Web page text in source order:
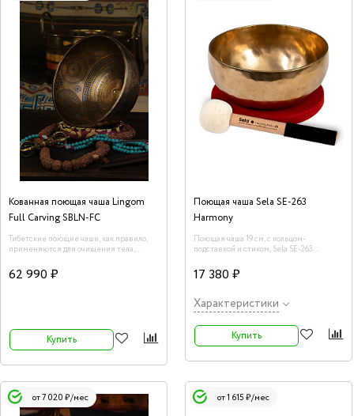
Кованная поющая чаша Lingom
Full Carving SBLN-FC
Тибетские поющие чаши, как правило,
применяются для очищения тела,
предметов от негативной энергии.
Воздействие данного инструмента на
62 990 ₽
Купить
Поющая чаша Sela SE-263
Harmony
Поющая чаша 19 см, с кольцом-
подставкой и стиком, Sela SE-263
17 380 ₽
Характеристики
Купить
от 7 020 ₽/мес от 1 615 ₽/мес